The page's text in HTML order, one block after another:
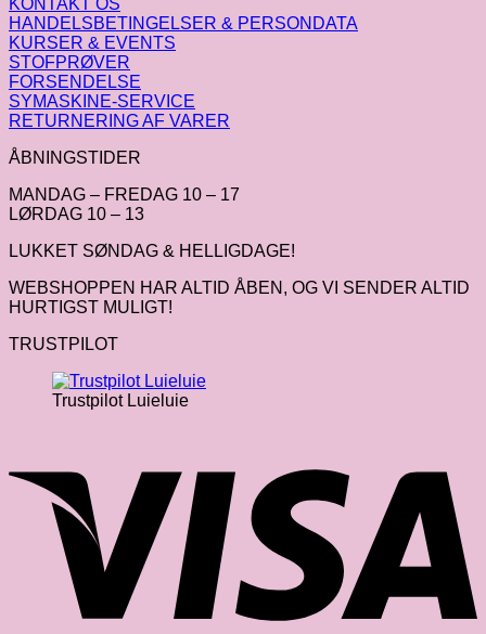
KONTAKT OS
HANDELSBETINGELSER & PERSONDATA
KURSER & EVENTS
STOFPRØVER
FORSENDELSE
SYMASKINE-SERVICE
RETURNERING AF VARER
ÅBNINGSTIDER
MANDAG – FREDAG 10 – 17
LØRDAG 10 – 13
LUKKET SØNDAG & HELLIGDAGE!
WEBSHOPPEN HAR ALTID ÅBEN, OG VI SENDER ALTID
HURTIGST MULIGT!
TRUSTPILOT
Trustpilot Luieluie